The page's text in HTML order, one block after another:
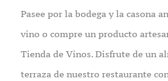
Pasee por la bodega y la casona
vino o compre un producto
Tienda de Vinos. Disfrute de un
terraza de nuestro restaurante